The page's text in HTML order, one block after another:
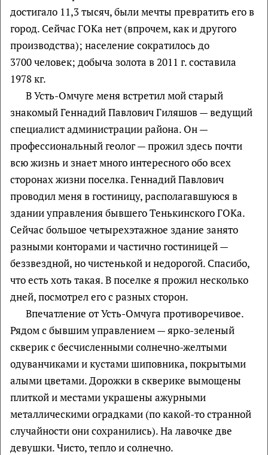
достигало 11,3 тысяч, были мечты превратить его в
город. Сейчас ГОКа нет (впрочем, как и другого
производства); население сократилось до
3700 человек; добыча золота в 2011 г. составила
1978 кг.
В Усть-Омчуге меня встретил мой старый
знакомый Геннадий Павлович Гиляшов — ведущий
специалист администрации района. Он —
профессиональный геолог — прожил здесь почти
всю жизнь и знает много интересного обо всех
сторонах жизни поселка. Геннадий Павлович
проводил меня в гостиницу, располагавшуюся в
здании управления бывшего Тенькинского ГОКа.
Сейчас большое четырехэтажное здание занято
разными конторами и частично гостиницей —
беззвездной, но чистенькой и недорогой. Спасибо,
что есть хоть такая. В поселке я прожил несколько
дней, посмотрел его с разных сторон.
Впечатление от Усть-Омчуга противоречивое.
Рядом с бывшим управлением — ярко-зеленый
скверик с бесчисленными солнечно-желтыми
одуванчиками и кустами шиповника, покрытыми
алыми цветами. Дорожки в скверике вымощены
плиткой и местами украшены ажурными
металлическими оградками (по какой-то странной
случайности они сохранились). На лавочке две
девушки. Чисто, тепло и солнечно.